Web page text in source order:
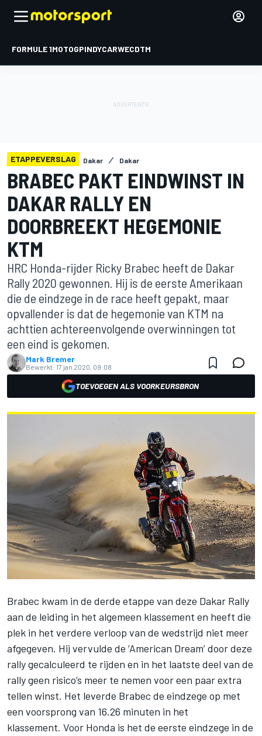
FORMULE 1MOTOGPINDYCARWECDTM
ETAPPEVERSLAG Dakar Dakar
BRABEC PAKT EINDWINST IN
DAKAR RALLY EN
DOORBREEKT HEGEMONIE
KTM
HRC Honda-rijder Ricky Brabec heeft de Dakar
Rally 2020 gewonnen. Hij is de eerste Amerikaan
die de eindzege in de race heeft gepakt, maar
opvallender is dat de hegemonie van KTM na
achttien achtereenvolgende overwinningen tot
een eind is gekomen.
Mark Bremer
Bewerkt: 17 jan 2020, 09:08
TOEVOEGEN ALS VOORKEURSBRON
Brabec kwam in de derde etappe van deze Dakar Rally
aan de leiding in het algemeen klassement en heeft die
plek in het verdere verloop van de wedstrijd niet meer
afgegeven. Hij vervulde de ‘American Dream’ door deze
rally gecalculeerd te rijden en in het laatste deel van de
rally geen risico’s meer te nemen voor een paar extra
tellen winst. Het leverde Brabec de eindzege op met
een voorsprong van 16.26 minuten in het
klassement. Voor Honda is het de eerste eindzege in de